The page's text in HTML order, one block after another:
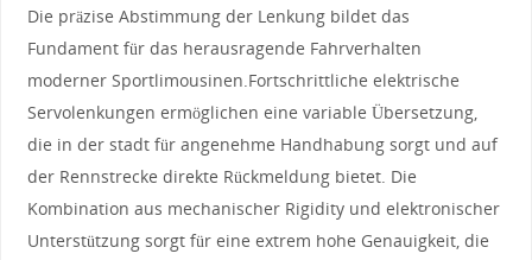
Die präzise Abstimmung der Lenkung bildet das
Fundament für das herausragende Fahrverhalten
moderner ‍Sportlimousinen.Fortschrittliche elektrische
Servolenkungen ermöglichen eine variable Übersetzung,
die in der stadt für angenehme Handhabung sorgt und auf
der Rennstrecke direkte Rückmeldung bietet. Die
Kombination aus mechanischer Rigidity und elektronischer
Unterstützung sorgt für eine extrem hohe ⁢Genauigkeit, die